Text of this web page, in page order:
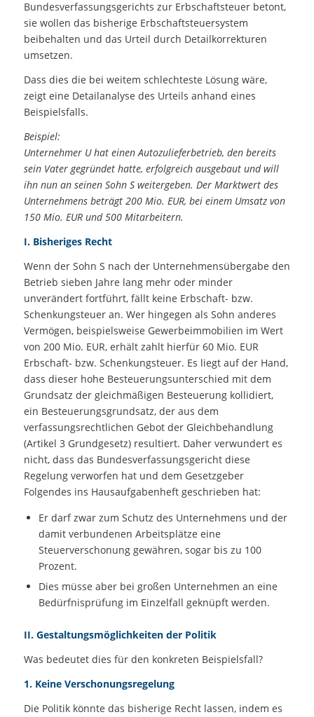
Bundesverfassungsgerichts zur Erbschaftsteuer betont,
sie wollen das bisherige Erbschaftsteuersystem
beibehalten und das Urteil durch Detailkorrekturen
umsetzen.
Dass dies die bei weitem schlechteste Lösung wäre,
zeigt eine Detailanalyse des Urteils anhand eines
Beispielsfalls.
Beispiel:
Unternehmer U hat einen Autozulieferbetrieb, den bereits
sein Vater gegründet hatte, erfolgreich ausgebaut und will
ihn nun an seinen Sohn S weitergeben. Der Marktwert des
Unternehmens beträgt 200 Mio. EUR, bei einem Umsatz von
150 Mio. EUR und 500 Mitarbeitern.
I. Bisheriges Recht
Wenn der Sohn S nach der Unternehmensübergabe den
Betrieb sieben Jahre lang mehr oder minder
unverändert fortführt, fällt keine Erbschaft- bzw.
Schenkungsteuer an. Wer hingegen als Sohn anderes
Vermögen, beispielsweise Gewerbeimmobilien im Wert
von 200 Mio. EUR, erhält zahlt hierfür 60 Mio. EUR
Erbschaft- bzw. Schenkungsteuer. Es liegt auf der Hand,
dass dieser hohe Besteuerungsunterschied mit dem
Grundsatz der gleichmäßigen Besteuerung kollidiert,
ein Besteuerungsgrundsatz, der aus dem
verfassungsrechtlichen Gebot der Gleichbehandlung
(Artikel 3 Grundgesetz) resultiert. Daher verwundert es
nicht, dass das Bundesverfassungsgericht diese
Regelung verworfen hat und dem Gesetzgeber
Folgendes ins Hausaufgabenheft geschrieben hat:
Er darf zwar zum Schutz des Unternehmens und der
damit verbundenen Arbeitsplätze eine
Steuerverschonung gewähren, sogar bis zu 100
Prozent.
Dies müsse aber bei großen Unternehmen an eine
Bedürfnisprüfung im Einzelfall geknüpft werden.
II. Gestaltungsmöglichkeiten der Politik
Was bedeutet dies für den konkreten Beispielsfall?
1. Keine Verschonungsregelung
Die Politik könnte das bisherige Recht lassen, indem es